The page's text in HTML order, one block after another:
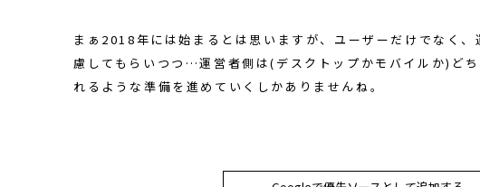
まぁ2018年には始まるとは思いますが、ユーザーだけでなく
慮してもらいつつ…運営者側は(デスクトップかモバイルか)ど
れるような準備を進めていくしかありませんね。